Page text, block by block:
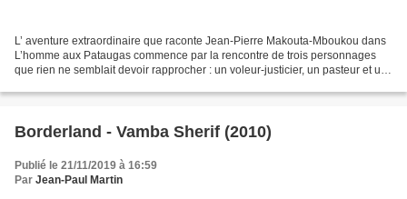
L’ aventure extraordinaire que raconte Jean-Pierre Makouta-Mboukou dans
L’homme aux Pataugas commence par la rencontre de trois personnages
que rien ne semblait devoir rapprocher : un voleur-justicier, un pasteur et un
Borderland - Vamba Sherif (2010)
Publié le 21/11/2019 à 16:59
Par Jean-Paul Martin